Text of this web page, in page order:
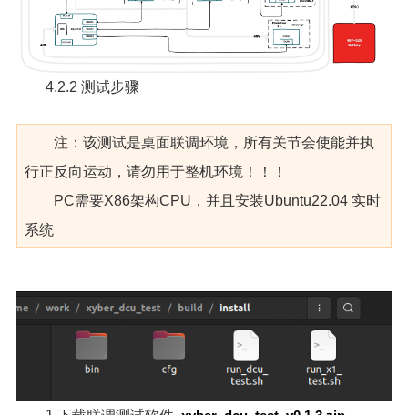
4.2.2 测试步骤
注：该测试是桌面联调环境，所有关节会使能并执
行正反向运动，请勿用于整机环境！！！
PC需要X86架构CPU，并且安装Ubuntu22.04 实时
系统